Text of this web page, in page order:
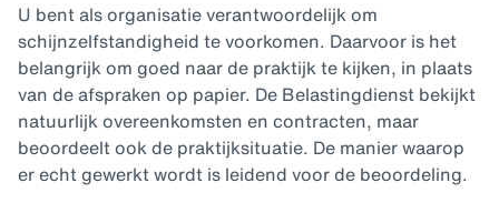
U bent als organisatie verantwoordelijk om
schijnzelfstandigheid te voorkomen. Daarvoor is het
belangrijk om goed naar de praktijk te kijken, in plaats
van de afspraken op papier. De Belastingdienst bekijkt
natuurlijk overeenkomsten en contracten, maar
beoordeelt ook de praktijksituatie. De manier waarop
er echt gewerkt wordt is leidend voor de beoordeling.